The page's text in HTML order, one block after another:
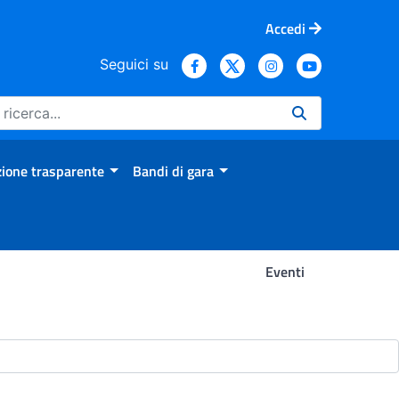
Accedi
Seguici su
trasparente Bandi di gara
Eventi